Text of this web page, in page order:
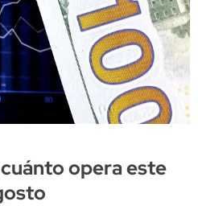
opera este